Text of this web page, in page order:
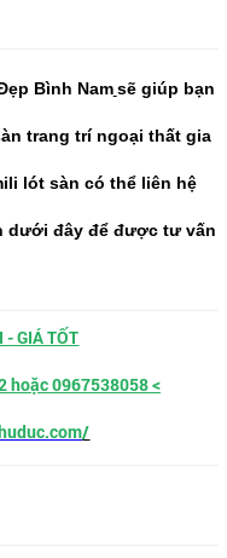
Bình Nam sẽ giúp bạn
trang trí ngoại thất gia
lót sàn có thể liên hệ
dưới đây để được tư vấn
- GIÁ TỐT
hoặc 0967538058 <
/